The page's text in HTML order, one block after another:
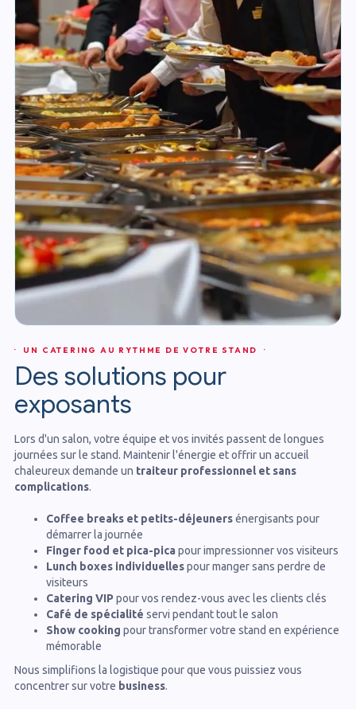
· UN CATERING AU RYTHME DE VOTRE STAND ·
Des solutions pour
exposants
Lors d'un salon, votre équipe et vos invités passent de longues
journées sur le stand. Maintenir l'énergie et offrir un accueil
chaleureux demande un traiteur professionnel et sans
complications.
Coffee breaks et petits-déjeunersénergisants pour
démarrer la journée
Finger food et pica-pica pour impressionner vos visiteurs
Lunch boxes individuellespour manger sans perdre de
visiteurs
Catering VIP pour vos rendez-vous avec les clients clés
Café de spécialité servi pendant tout le salon
Show cooking pour transformer votre stand en expérience
mémorable
Nous simplifions la logistique pour que vous puissiez vous
concentrer sur votre business.